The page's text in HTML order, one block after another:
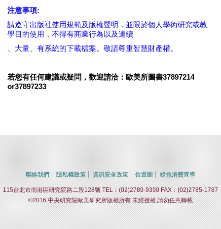
注意事項:
請遵守出版社使用規範及版權聲明，並限於個人學術研究或教
學目的使用，不得有商業行為以及連續
、大量、有系統的下載檔案。敬請尊重智慧財產權。
若您有任何建議或疑問，歡迎請洽：歐美所圖書37897214
or37897233
聯絡我們 隱私權政策 資訊安全政策 位置圖 綠色消費宣導
115台北市南港區研究院路二段128號 TEL：(02)2789-9390 FAX：(02)2785-1787
©2016 中央研究院歐美研究所版權所有 未經授權 請勿任意轉載